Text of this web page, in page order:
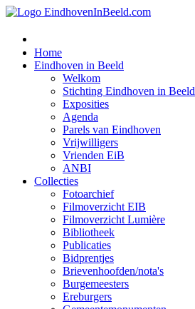
Home
Eindhoven in Beeld
Welkom
Stichting Eindhoven in Beeld
Exposities
Agenda
Parels van Eindhoven
Vrijwilligers
Vrienden EiB
ANBI
Collecties
Fotoarchief
Filmoverzicht EIB
Filmoverzicht Lumière
Bibliotheek
Publicaties
Bidprentjes
Brievenhoofden/nota's
Burgemeesters
Ereburgers